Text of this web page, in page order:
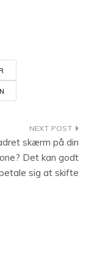
skærm på din
Det kan godt
sig at skifte